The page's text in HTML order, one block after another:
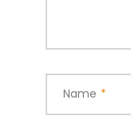
Name *